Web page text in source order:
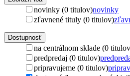
novinky (0 titulov)novinky
zľavnené tituly (0 titulov)
Dostupnosť
na centrálnom sklade (0
predpredaj (0 titulov)
pripravujeme (0 titulov)